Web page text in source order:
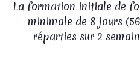
La formation initiale de
minimale de 8 jours
réparties sur 2